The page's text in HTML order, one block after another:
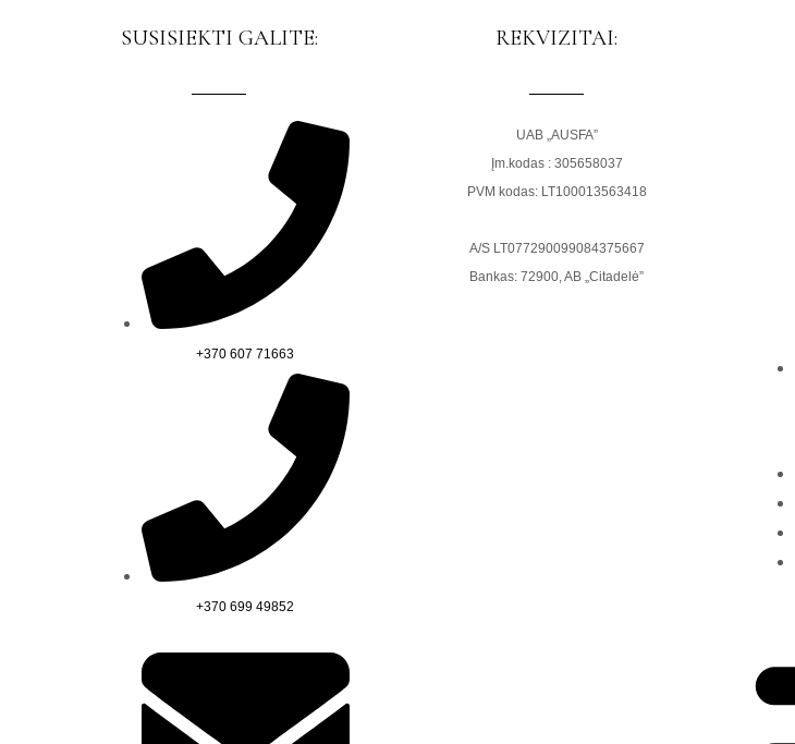
SUSISIEKTI GALITE:
+370 607 71663
+370 699 49852
REKVIZITAI:
UAB „AUSFA”
Įm.kodas : 305658037
PVM kodas: LT100013563418
A/S LT077290099084375667
Bankas: 72900, AB „Citadelė”